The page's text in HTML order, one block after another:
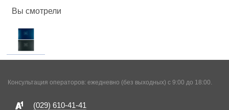
Вы смотрели
Консультация операторов: ежедневно (без выходных) с 9:00 до 18:00.
(029) 610-41-41